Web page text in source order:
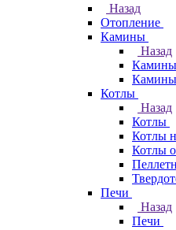
Назад
Отопление
Камины
Назад
Камины
Котлы
Назад
Котлы
Котлы
Котлы
Печи
Назад
Печи